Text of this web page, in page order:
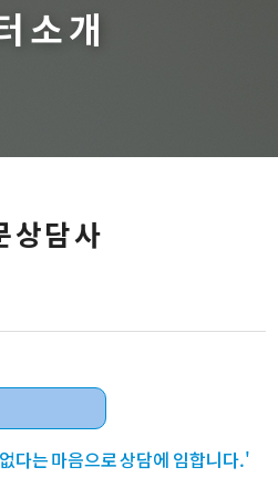
소개
상담사
다는 마음으로 상담에 임합니다.'